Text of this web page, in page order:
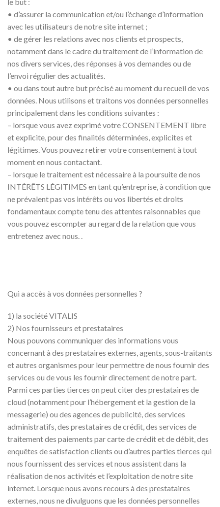
• d’assurer la communication et/ou l’échange d’information
avec les utilisateurs de notre site internet ;
• de gérer les relations avec nos clients et prospects,
notamment dans le cadre du traitement de l’information de
nos divers services, des réponses à vos demandes ou de
l’envoi régulier des actualités.
• ou dans tout autre but précisé au moment du recueil de vos
données. Nous utilisons et traitons vos données personnelles
principalement dans les conditions suivantes :
– lorsque vous avez exprimé votre CONSENTEMENT libre
et explicite, pour des finalités déterminées, explicites et
légitimes. Vous pouvez retirer votre consentement à tout
moment en nous contactant.
– lorsque le traitement est nécessaire à la poursuite de nos
INTÉRÊTS LÉGITIMES en tant qu’entreprise, à condition que
ne prévalent pas vos intérêts ou vos libertés et droits
fondamentaux compte tenu des attentes raisonnables que
vous pouvez escompter au regard de la relation que vous
entretenez avec nous. .
Qui a accès à vos données personnelles ?
1) la société VITALIS
2) Nos fournisseurs et prestataires
Nous pouvons communiquer des informations vous
concernant à des prestataires externes, agents, sous-traitants
et autres organismes pour leur permettre de nous fournir des
services ou de vous les fournir directement de notre part.
Parmi ces parties tierces on peut citer des prestataires de
cloud (notamment pour l’hébergement et la gestion de la
messagerie) ou des agences de publicité, des services
administratifs, des prestataires de crédit, des services de
traitement des paiements par carte de crédit et de débit, des
enquêtes de satisfaction clients ou d’autres parties tierces qui
nous fournissent des services et nous assistent dans la
réalisation de nos activités et l’exploitation de notre site
internet. Lorsque nous avons recours à des prestataires
externes, nous ne divulguons que les données personnelles